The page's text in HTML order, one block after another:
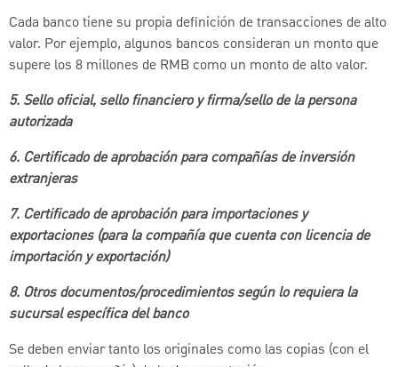
Cada banco tiene su propia definición de transacciones de alto
valor. Por ejemplo, algunos bancos consideran un monto que
supere los 8 millones de RMB como un monto de alto valor.
5. Sello oficial, sello financiero y firma/sello de la persona
autorizada
6. Certificado de aprobación para compañías de inversión
extranjeras
7. Certificado de aprobación para importaciones y
exportaciones (para la compañía que cuenta con licencia de
importación y exportación)
8. Otros documentos/procedimientos según lo requiera la
sucursal específica del banco
Se deben enviar tanto los originales como las copias (con el